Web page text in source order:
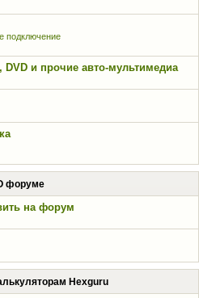
подключение
DVD и прочие авто-мультимедиа
форуме
на форум
Hexguru